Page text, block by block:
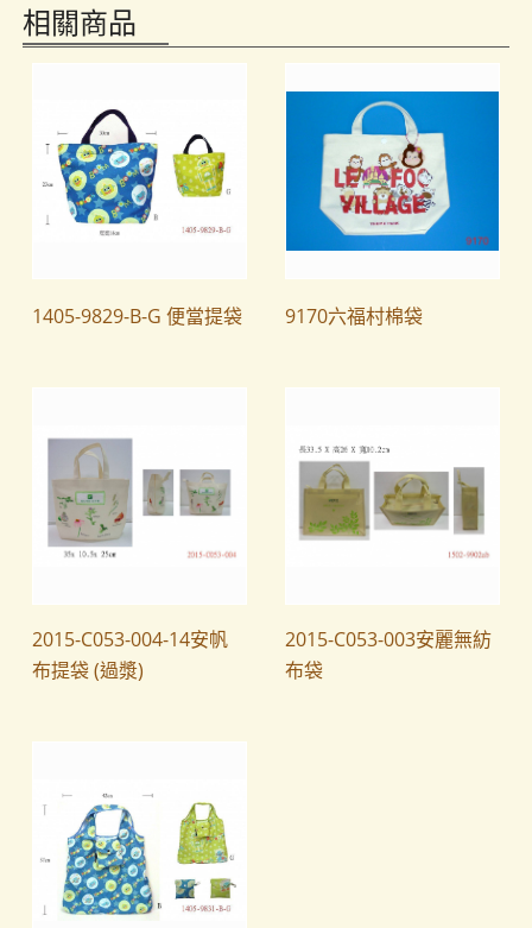
相關商品
1405-9829-B-G 便當提袋 9170六福村棉袋
2015-C053-004-14安帆
布提袋 (過漿)
2015-C053-003安麗無紡
布袋